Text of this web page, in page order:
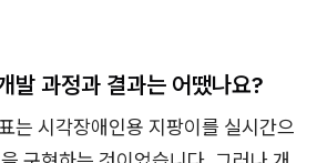
발 과정과 결과는 어땠나요?
는 시각장애인용 지팡이를 실시간으